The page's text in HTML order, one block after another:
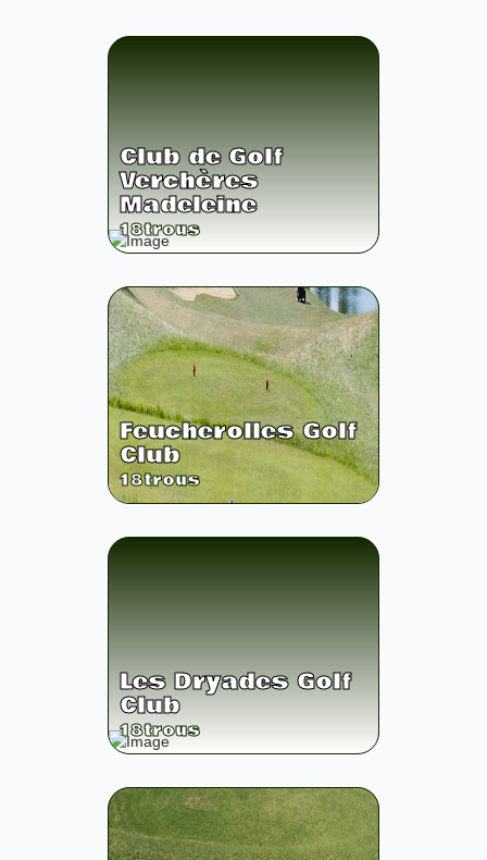
Club de Golf
Verchères
Madeleine
18trous
Feucherolles Golf
Club
18trous
Les Dryades Golf
Club
18trous